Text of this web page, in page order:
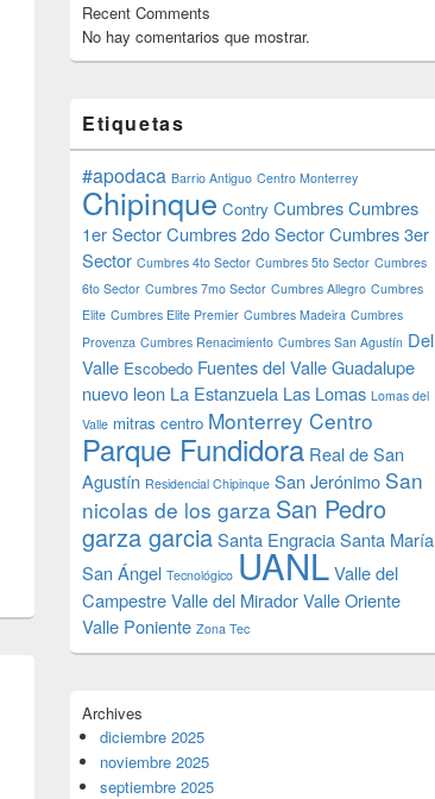
Recent Comments
No hay comentarios que mostrar.
Etiquetas
#apodaca Barrio Antiguo Centro Monterrey
Chipinque Contry CumbresCumbres
1er SectorCumbres 2do SectorCumbres 3er
Sector Cumbres 4to Sector Cumbres 5to Sector Cumbres
6to Sector Cumbres 7mo Sector Cumbres Allegro Cumbres
Elite Cumbres Elite Premier Cumbres Madeira Cumbres
Provenza Cumbres Renacimiento Cumbres San Agustín Del
Valle Escobedo Fuentes del ValleGuadalupe
nuevo leon La Estanzuela Las Lomas Lomas del
Valle mitras centro Monterrey Centro
Parque Fundidora Real de San
Agustín Residencial Chipinque San Jerónimo San
nicolas de los garza San Pedro
garza garciaSanta EngraciaSanta María
San Ángel Tecnológico UANLValle del
CampestreValle del MiradorValle Oriente
Valle Poniente Zona Tec
Archives
diciembre 2025
noviembre 2025
septiembre 2025